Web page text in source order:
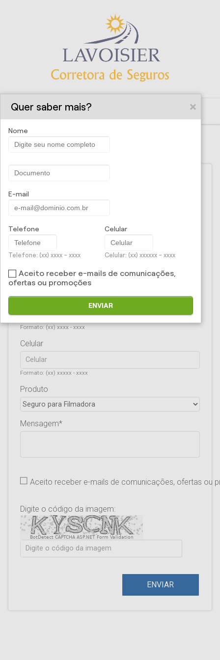
SOLICITE UMA PROPOSTA
E-mail
Telefone
Formato: (xx) xxxx - xxxx
Celular
Formato: (xx) xxxxx - xxxx
Produto
Mensagem
Aceito receber e-mails de comunicações, ofertas ou
Digite o código da imagem:
BotDetect CAPTCHA ASP.NET Form Validation
ENVIAR
Quer saber mais?
Nome
E-mail
Telefone
Telefone: (xx) xxxx - xxxx
Celular
Celular: (xx) xxxxxx - xxxx
Aceito receber e-mails de comunicações,
ofertas ou promoções
ENVIAR